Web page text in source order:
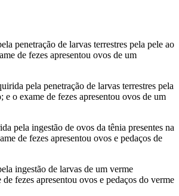
penetração de larvas terrestres pela pele ao
de fezes apresentou ovos de um
pela penetração de larvas terrestres pela
e o exame de fezes apresentou ovos de um
pela ingestão de ovos da tênia presentes na
de fezes apresentou ovos e pedaços de
ingestão de larvas de um verme
fezes apresentou ovos e pedaços do verme